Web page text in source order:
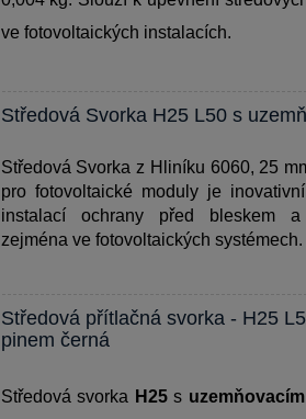
ve fotovoltaických instalacích.
Středová Svorka H25 L50 s
Středová Svorka z Hliníku 6060, 25
pro fotovoltaické moduly je
instalací ochrany před bleskem a
zejména ve fotovoltaických systémech.
Středová přítlačná svorka - H25
pinem černá
Středová svorka H25s